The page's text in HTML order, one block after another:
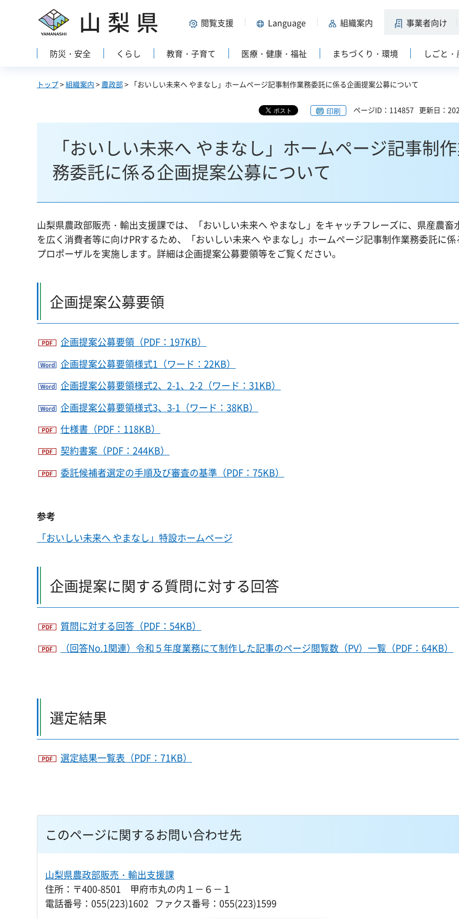
山梨県 閲覧支援 Language 組織案内 事業者向け
防災・安全 くらし 教育・子育て 医療・健康・福祉 まちづくり・環境 しごと
トップ>組織案内 > 農政部> 「おいしい未来へ やまなし」ホームページ記事制作業務委託に係る企画提案公募について
印刷 ページID：114857 更新日：
「おいしい未来へ やまなし」ホームページ記事制
務委託に係る企画提案公募について
山梨県農政部販売・輸出支援課では、「おいしい未来へ やまなし」をキャッチフレーズに、県産農畜
を広く消費者等に向けPRするため、「おいしい未来へ やまなし」ホームページ記事制作業務委託に
プロポーザルを実施します。詳細は企画提案公募要領等をご覧ください。
企画提案公募要領
企画提案公募要領（PDF：197KB）
企画提案公募要領様式1（ワード：22KB）
企画提案公募要領様式2、2-1、2-2（ワード：31KB）
企画提案公募要領様式3、3-1（ワード：38KB）
仕様書（PDF：118KB）
契約書案（PDF：244KB）
委託候補者選定の手順及び審査の基準（PDF：75KB）
参考
「おいしい未来へ やまなし」特設ホームページ
企画提案に関する質問に対する回答
質問に対する回答（PDF：54KB）
（回答No.1関連）令和５年度業務にて制作した記事のページ閲覧数（PV）一覧（PDF：64KB）
選定結果
選定結果一覧表（PDF：71KB）
このページに関するお問い合わせ先
山梨県農政部販売・輸出支援課
住所：〒400-8501 甲府市丸の内１－６－１
電話番号：055(223)1602 ファクス番号：055(223)1599